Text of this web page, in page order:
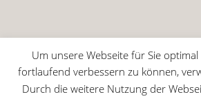
Impressum
Um unsere Webseite für Sie
fortlaufend verbessern zu können,
Durch die weitere Nutzung der